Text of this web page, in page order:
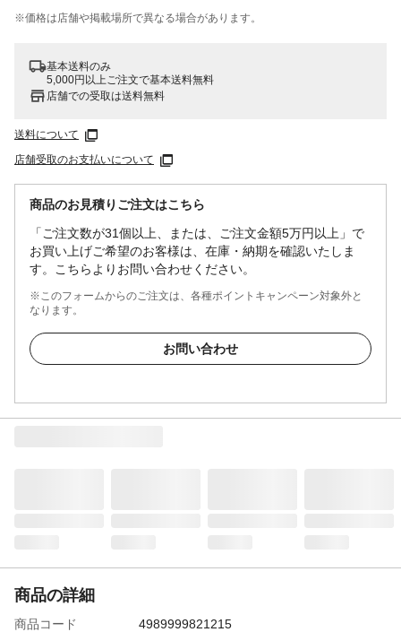
※価格は​店舗や​掲載場所で​異なる​場合が​あります。
基本送料のみ
5,000円以上ご注文で基本送料無料
店舗での受取は送料無料
送料について
店舗受取のお支払いについて
商品のお見積りご注文はこちら
「ご注文数が31個以上、または、ご注文金額5万円以上」で
お買い上げご希望のお客様は、在庫・納期を確認いたしま
す。こちらよりお問い合わせください。
※このフォームからのご注文は、各種ポイントキャンペーン対象外と
なります。
お問い合わせ
商品の詳細
商品コード
4989999821215